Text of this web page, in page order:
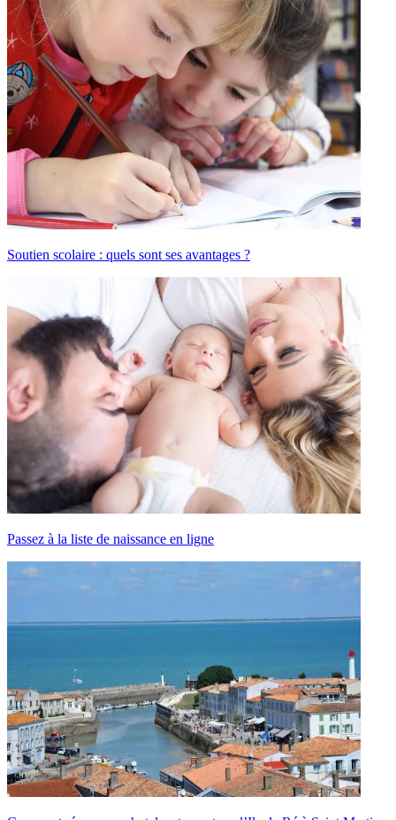
Soutien scolaire : quels sont ses avantages ?
Passez à la liste de naissance en ligne